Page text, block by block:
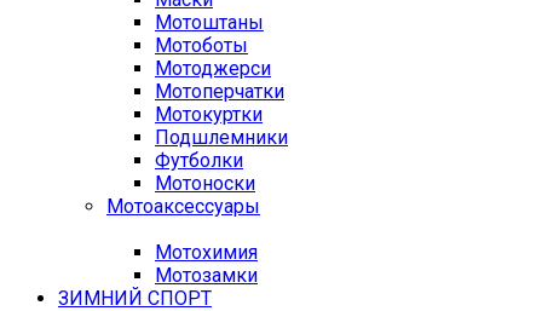
Мотоштаны
Мотоботы
Мотоджерси
Мотоперчатки
Мотокуртки
Подшлемники
Футболки
Мотоноски
Мотоаксессуары
Мотохимия
Мотозамки
ЗИМНИЙ СПОРТ